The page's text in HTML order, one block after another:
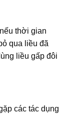
thời gian
qua liều đã
liều gấp đôi
các tác dụng